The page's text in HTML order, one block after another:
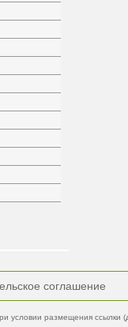
соглашение
размещения ссылки